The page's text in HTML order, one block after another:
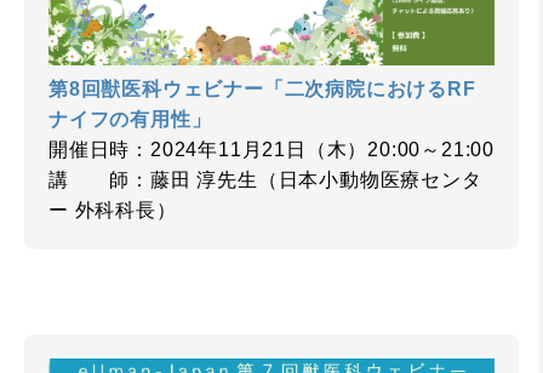
第8回獣医科ウェビナー「二次病院におけるRF
ナイフの有用性」
開催日時：2024年11月21日（木）20:00～21:00
講 師：藤田 淳先生（日本小動物医療センタ
ー 外科科長）